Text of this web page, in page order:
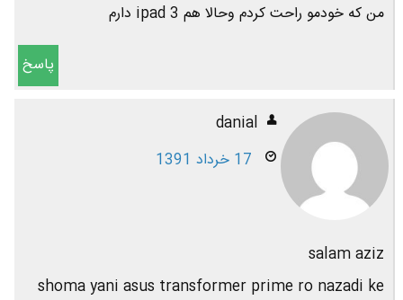
من که خودمو راحت کردم وحالا هم ipad 3 دارم
پاسخ
danial
17 خرداد 1391
salam aziz
shoma yani asus transformer prime ro nazadi ke